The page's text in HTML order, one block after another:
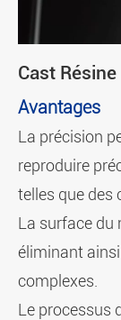
Cast Résine
Avantages
La précision
reproduire
telles que des
La surface du
éliminant
complexes.
Le processus